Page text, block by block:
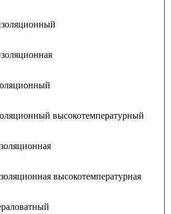
высокотемпературный
высокотемпературная